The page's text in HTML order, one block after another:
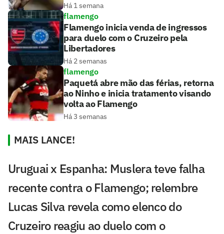
Há 1 semana
flamengo
Flamengo inicia venda de ingressos
para duelo com o Cruzeiro pela
Libertadores
Há 2 semanas
flamengo
Paquetá abre mão das férias, retorna
ao Ninho e inicia tratamento visando
volta ao Flamengo
Há 3 semanas
MAIS LANCE!
Uruguai x Espanha: Muslera teve falha
recente contra o Flamengo; relembre
Lucas Silva revela como elenco do
Cruzeiro reagiu ao duelo com o